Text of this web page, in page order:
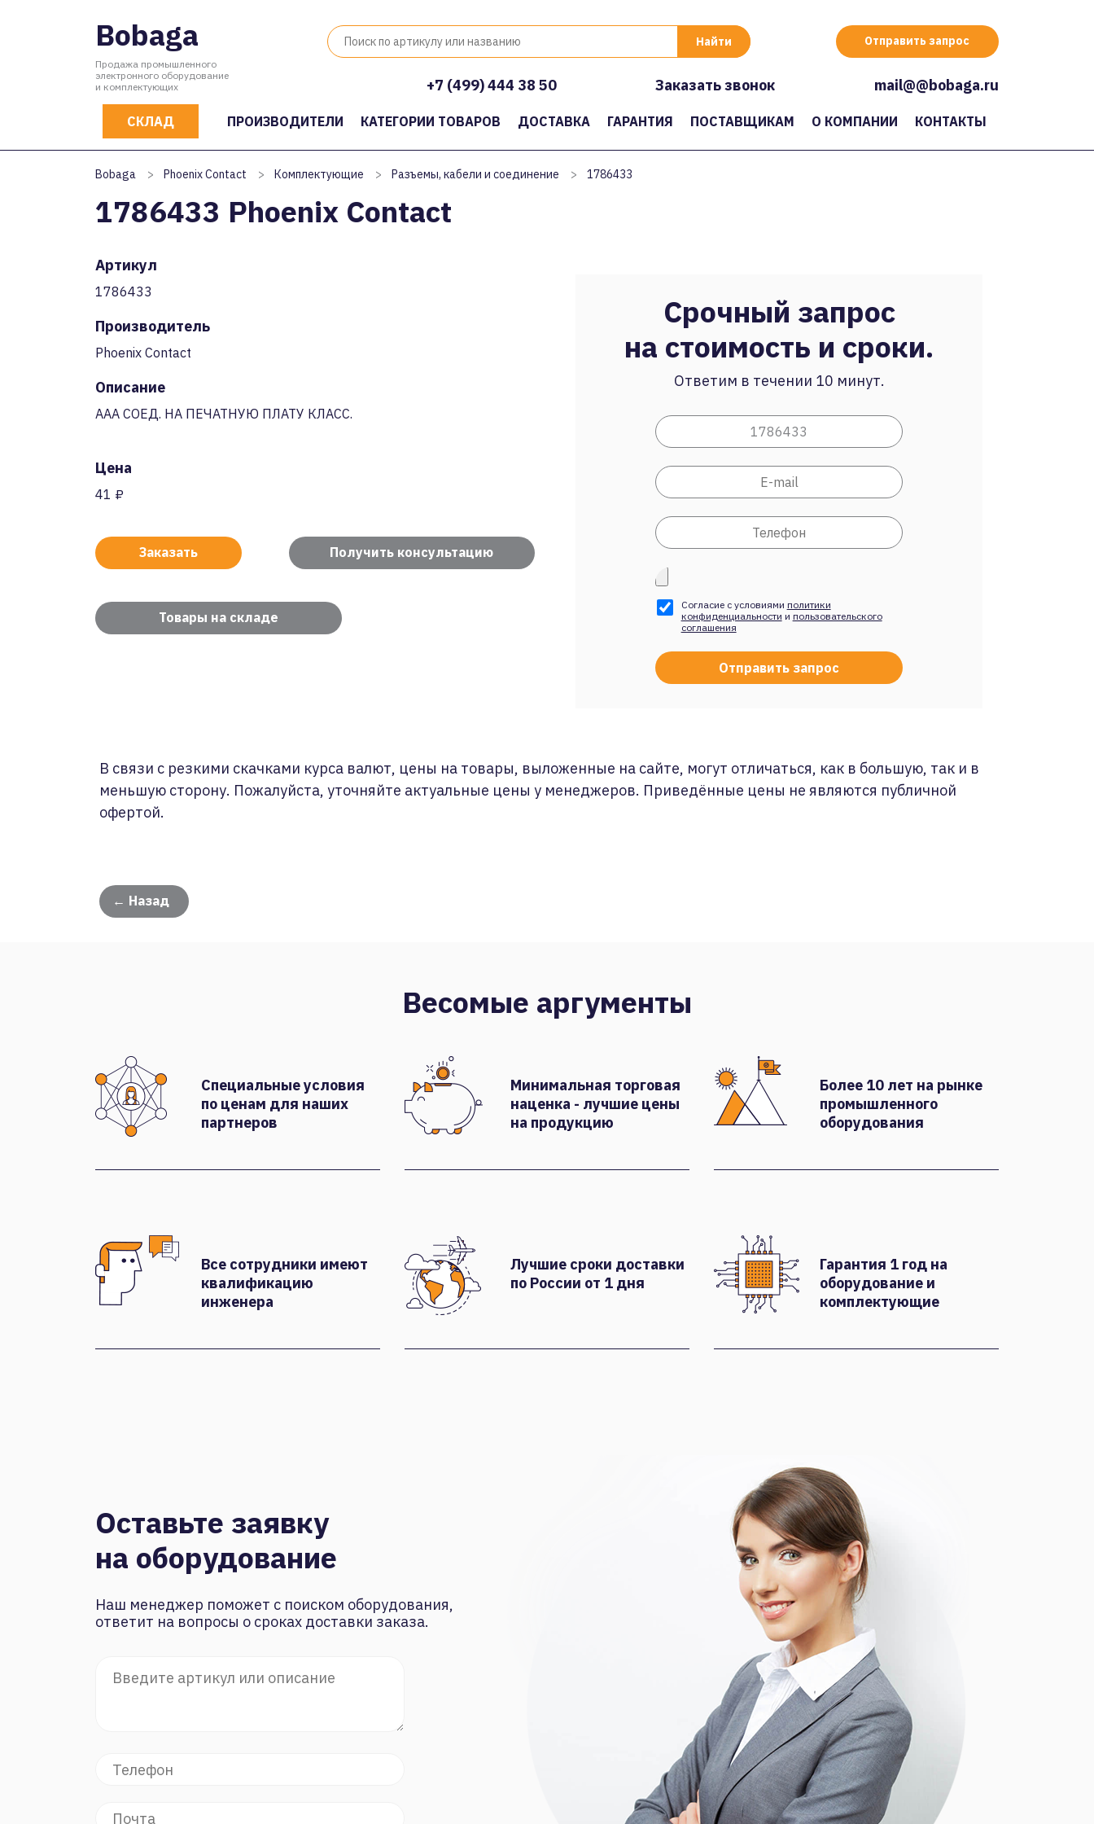
Bobaga
Продажа промышленного
электронного оборудование
и комплектующих
Отправить запрос
+7 (499) 444 38 50 Заказать звонок mail@@bobaga.ru
СКЛАД ПРОИЗВОДИТЕЛИ КАТЕГОРИИ ТОВАРОВ ДОСТАВКА ГАРАНТИЯ ПОСТАВЩИКАМ О КОМПАНИИ КОНТАКТЫ
Bobaga > Phoenix Contact > Комплектующие > Разъемы, кабели и соединение > 1786433
1786433 Phoenix Contact
Артикул
1786433
Производитель
Phoenix Contact
Описание
AAA СОЕД. НА ПЕЧАТНУЮ ПЛАТУ КЛАСС.
Цена
41 ₽
Заказать Получить консультацию
Товары на складе
Срочный запрос
на стоимость и сроки.
Ответим в течении 10 минут.
Согласие с условиями политики
конфиденциальности и пользовательского
соглашения
В связи с резкими скачками курса валют, цены на товары, выложенные на сайте, могут отличаться, как в большую, так и в
меньшую сторону. Пожалуйста, уточняйте актуальные цены у менеджеров. Приведённые цены не являются публичной
офертой.
← Назад
Весомые аргументы
Специальные условия
по ценам для наших
партнеров
Минимальная торговая
наценка - лучшие цены
на продукцию
Более 10 лет на рынке
промышленного
оборудования
Все сотрудники имеют
квалификацию
инженера
Лучшие сроки доставки
по России от 1 дня
Гарантия 1 год на
оборудование и
комплектующие
Оставьте заявку
на оборудование
Наш менеджер поможет с поиском оборудования,
ответит на вопросы о сроках доставки заказа.